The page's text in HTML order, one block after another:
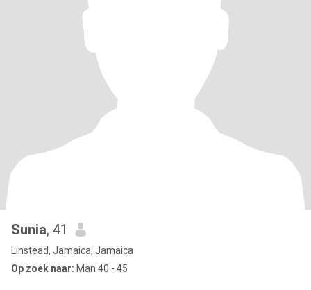
Sunia, 41
Linstead, Jamaica, Jamaica
Op zoek naar: Man 40 - 45